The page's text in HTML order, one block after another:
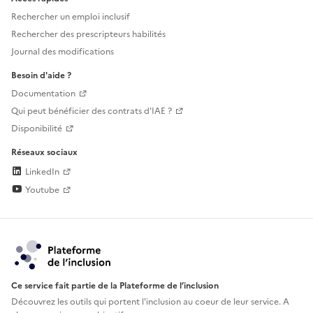
Rechercher un emploi inclusif
Rechercher des prescripteurs habilités
Journal des modifications
Besoin d'aide ?
Documentation
Qui peut bénéficier des contrats d'IAE ?
Disponibilité
Réseaux sociaux
LinkedIn
Youtube
Ce service fait partie de la Plateforme de l’inclusion
Découvrez les outils qui portent l'inclusion aucoeur de leur service. A